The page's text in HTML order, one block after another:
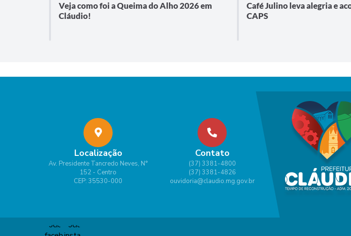
Veja como foi a Queima do Alho 2026 em
Cláudio!
Café Julino leva alegria e
CAPS
Localização
Av. Presidente Tancredo Neves, N°
152 - Centro
CEP: 35530-000
Contato
(37) 3381-4800
(37) 3381-4826
ouvidoria@claudio.mg.gov.br